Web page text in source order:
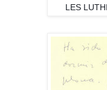
LES